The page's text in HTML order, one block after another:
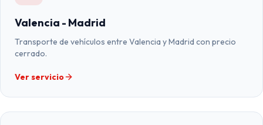
Valencia - Madrid
Transporte de vehículos entre Valencia y Madrid con precio
cerrado.
Ver servicio